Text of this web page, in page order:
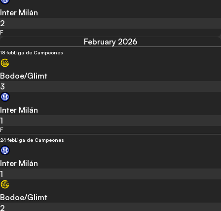
Inter Milán
2
F
February 2026
18 febLiga de Campeones
Bodoe/Glimt
3
Inter Milán
1
F
24 febLiga de Campeones
Inter Milán
1
Bodoe/Glimt
2